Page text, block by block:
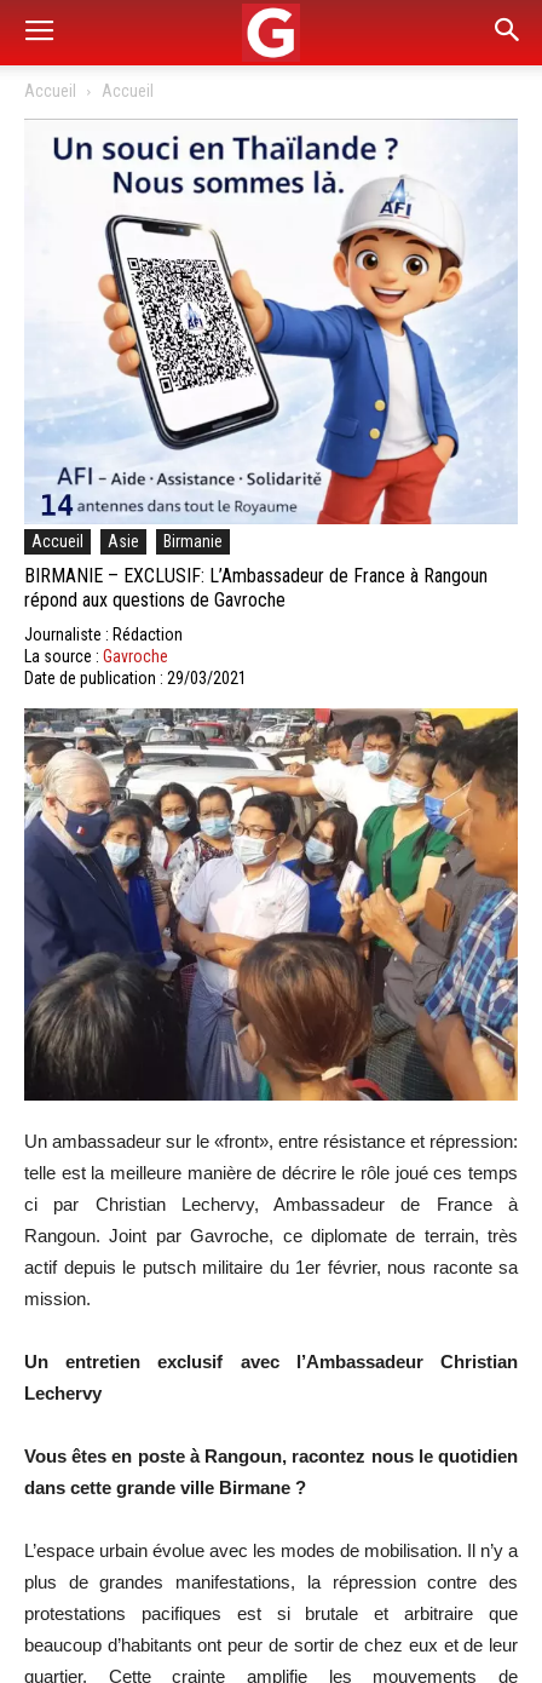
Accueil Accueil
Accueil Asie Birmanie
BIRMANIE – EXCLUSIF: L’Ambassadeur de France à Rangoun
répond aux questions de Gavroche
Journaliste : Rédaction
La source : Gavroche
Date de publication : 29/03/2021
Un ambassadeur sur le «front», entre résistance et répression:
telle est la meilleure manière de décrire le rôle joué ces temps
ci par Christian Lechervy, Ambassadeur de France à
Rangoun. Joint par Gavroche, ce diplomate de terrain, très
actif depuis le putsch militaire du 1er février, nous raconte sa
mission.
Un entretien exclusif avec l’Ambassadeur Christian
Lechervy
Vous êtes en poste à Rangoun, racontez nous le quotidien
dans cette grande ville Birmane ?
L’espace urbain évolue avec les modes de mobilisation. Il n’y a
plus de grandes manifestations, la répression contre des
protestations pacifiques est si brutale et arbitraire que
beaucoup d’habitants ont peur de sortir de chez eux et de leur
quartier. Cette crainte amplifie les mouvements de